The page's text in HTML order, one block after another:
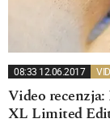
08:33 12.06.2017
Video
XL Limited